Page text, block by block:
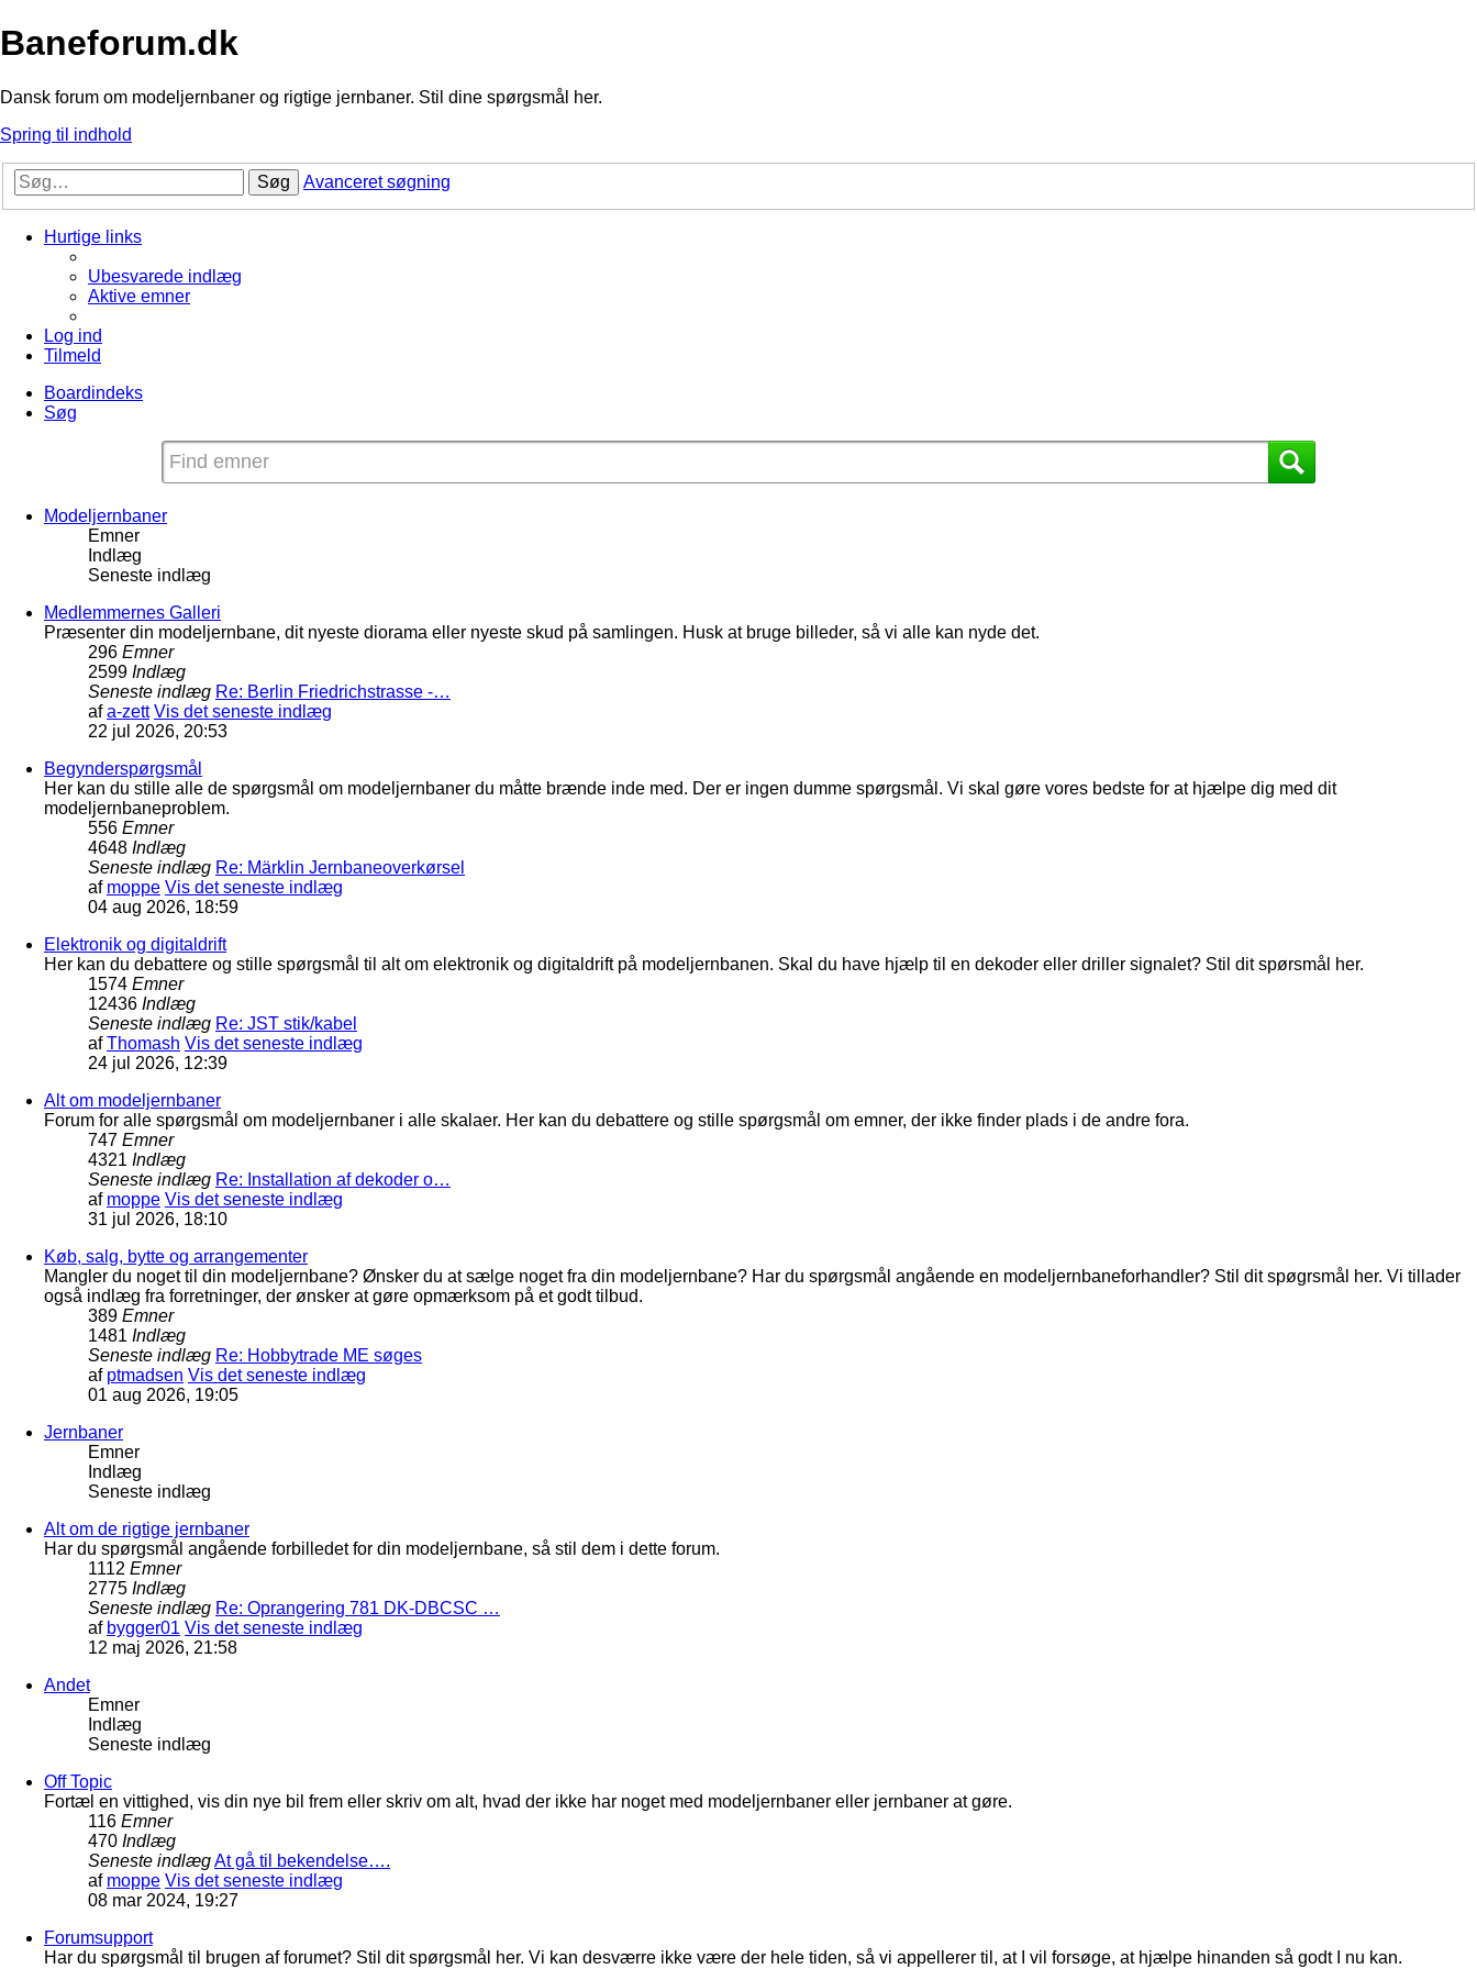
Baneforum.dk
Dansk forum om modeljernbaner og rigtige jernbaner. Stil dine spørgsmål her.
Spring til indhold
Søg Avanceret søgning
Hurtige links
Ubesvarede indlæg
Aktive emner
Log ind
Tilmeld
Boardindeks
Søg
Modeljernbaner
Emner
Indlæg
Seneste indlæg
Medlemmernes Galleri
Præsenter din modeljernbane, dit nyeste diorama eller nyeste skud på samlingen. Husk at bruge billeder, så vi alle kan nyde det.
296 Emner
2599 Indlæg
Seneste indlæg Re: Berlin Friedrichstrasse -…
afa-zett Vis det seneste indlæg
22 jul 2026, 20:53
Begynderspørgsmål
Her kan du stille alle de spørgsmål om modeljernbaner du måtte brænde inde med. Der er ingen dumme spørgsmål. Vi skal gøre vores bedste for at hjælpe dig med dit
modeljernbaneproblem.
556 Emner
4648 Indlæg
Seneste indlæg Re: Märklin Jernbaneoverkørsel
af moppe Vis det seneste indlæg
04 aug 2026, 18:59
Elektronik og digitaldrift
Her kan du debattere og stille spørgsmål til alt om elektronik og digitaldrift på modeljernbanen. Skal du have hjælp til en dekoder eller driller signalet? Stil dit spørsmål her.
1574 Emner
12436 Indlæg
Seneste indlæg Re: JST stik/kabel
afThomash Vis det seneste indlæg
24 jul 2026, 12:39
Alt om modeljernbaner
Forum for alle spørgsmål om modeljernbaner i alle skalaer. Her kan du debattere og stille spørgsmål om emner, der ikke finder plads i de andre fora.
747 Emner
4321 Indlæg
Seneste indlæg Re: Installation af dekoder o…
af moppe Vis det seneste indlæg
31 jul 2026, 18:10
Køb, salg, bytte og arrangementer
Mangler du noget til din modeljernbane? Ønsker du at sælge noget fra din modeljernbane? Har du spørgsmål angående en modeljernbaneforhandler? Stil dit spøgrsmål her. Vi tillader
også indlæg fra forretninger, der ønsker at gøre opmærksom på et godt tilbud.
389 Emner
1481 Indlæg
Seneste indlæg Re: Hobbytrade ME søges
af ptmadsen Vis det seneste indlæg
01 aug 2026, 19:05
Jernbaner
Emner
Indlæg
Seneste indlæg
Alt om de rigtige jernbaner
Har du spørgsmål angående forbilledet for din modeljernbane, så stil dem i dette forum.
1112 Emner
2775 Indlæg
Seneste indlæg Re: Oprangering 781 DK-DBCSC …
af bygger01 Vis det seneste indlæg
12 maj 2026, 21:58
Andet
Emner
Indlæg
Seneste indlæg
Off Topic
Fortæl en vittighed, vis din nye bil frem eller skriv om alt, hvad der ikke har noget med modeljernbaner eller jernbaner at gøre.
116 Emner
470 Indlæg
Seneste indlægAt gå til bekendelse….
af moppe Vis det seneste indlæg
08 mar 2024, 19:27
Forumsupport
Har du spørgsmål til brugen af forumet? Stil dit spørgsmål her. Vi kan desværre ikke være der hele tiden, så vi appellerer til, at I vil forsøge, at hjælpe hinanden så godt I nu kan.